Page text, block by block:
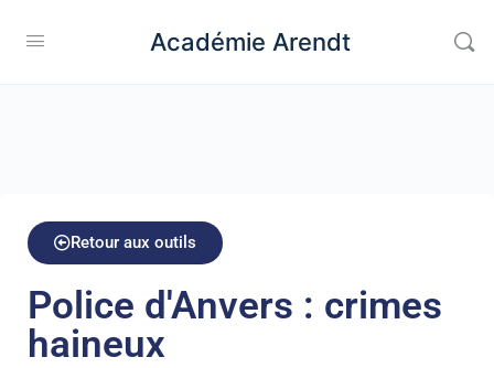
Académie Arendt
Retour aux outils
Police d'Anvers : crimes
haineux